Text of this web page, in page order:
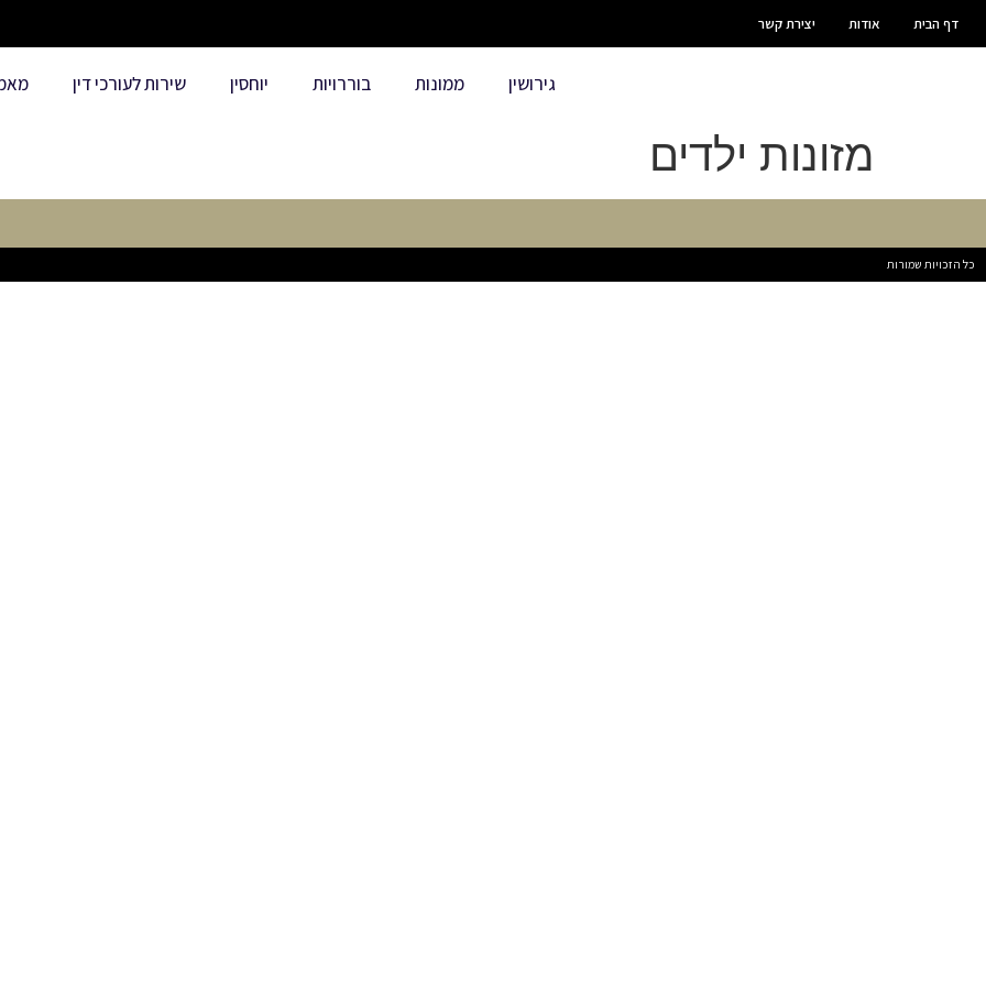
דף הבית אודות יצירת קשר
גירושין ממונות בוררויות יוחסין שירות לעורכי דין
מזונות ילדים
כל הזכויות שמורות